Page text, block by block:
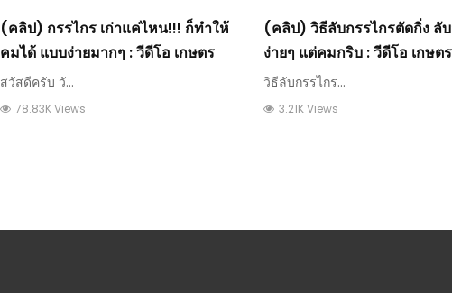
(คลิป) กรรไกร เก่าแค่ไหน!!! ก็ทำให้
คมได้ แบบง่ายมากๆ : วีดีโอ เกษตร
สวัสดีครับ วั...
78.83K Views
(คลิป) วิธีลับกรรไกรตัดกิ่ง ลั
ง่ายๆ แต่คมกริบ : วีดีโอ เกษตร
วิธีลับกรรไกร...
3.21K Views